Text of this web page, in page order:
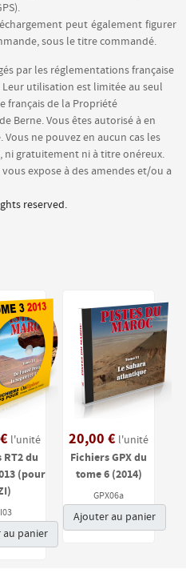
peut également figurer
sous le titre commandé.
par les réglementations française
utilisation est limitée au seul
français de la Propriété
Berne. Vous êtes autorisé à en
ne pouvez en aucun cas les
gratuitement ni à titre onéreux.
expose à des amendes et/ou a
reserved.
l'unité
du
(pour
panier
20,00 € l'unité
Fichiers GPX du
tome 6 (2014)
GPX06a
Ajouter au panier